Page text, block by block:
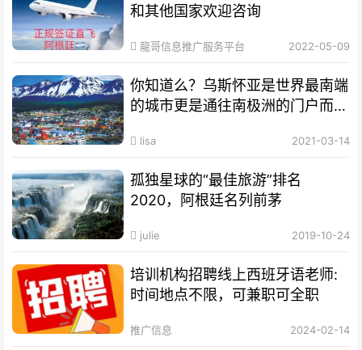
和其他国家欢迎咨询
龍哥信息推广服务平台 2022-05-09
你知道么？乌斯怀亚是世界最南端
的城市更是通往南极洲的门户而驰
lisa 2021-03-14
孤独星球的“最佳旅游”排名
2020，阿根廷名列前茅
julie 2019-10-24
培训机构招聘线上西班牙语老师:
时间地点不限，可兼职可全职
推广信息 2024-02-14